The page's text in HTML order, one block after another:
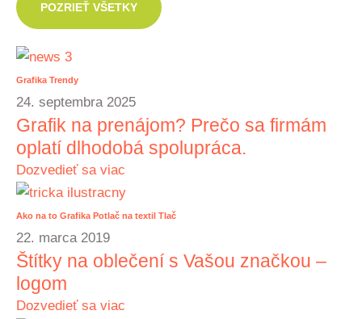
POZRIEŤ VŠETKY
Grafika Trendy
24. septembra 2025
Grafik na prenájom? Prečo sa firmám
oplatí dlhodobá spolupráca.
Dozvedieť sa viac
Ako na to Grafika Potlač na textil Tlač
22. marca 2019
Štítky na oblečení s Vašou značkou –
logom
Dozvedieť sa viac